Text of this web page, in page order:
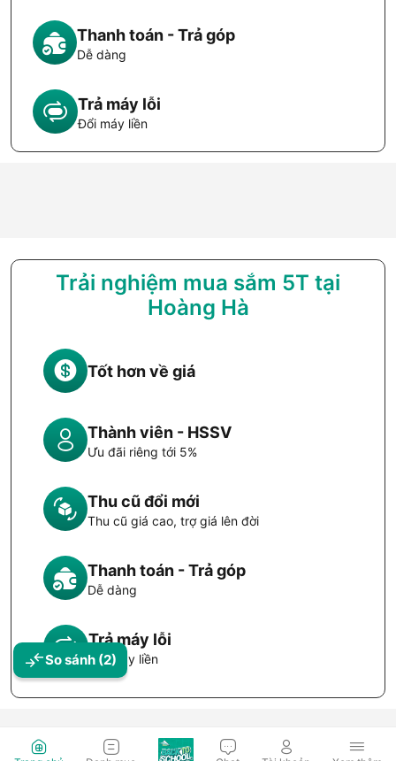
So sánh (2)
Thanh toán - Trả góp
Dễ dàng
Trả máy lỗi
Đổi máy liền
Trải nghiệm mua sắm 5T tại
Hoàng Hà
Tốt hơn về giá
Thành viên - HSSV
Ưu đãi riêng tới 5%
Thu cũ đổi mới
Thu cũ giá cao, trợ giá lên đời
Thanh toán - Trả góp
Dễ dàng
Trả máy lỗi
Đổi máy liền